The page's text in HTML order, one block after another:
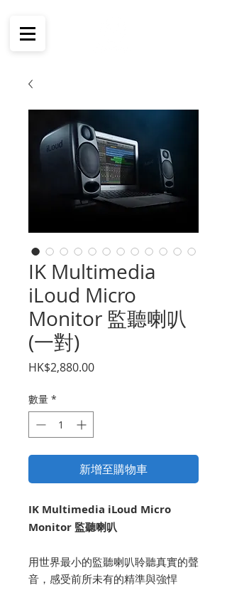
IK Multimedia
iLoud Micro
Monitor 監聽喇叭
(一對)
HK$2,880.00價
數量 *
新增至購物車
IK Multimedia iLoud Micro
Monitor 監聽喇叭
用世界最小的監聽喇叭聆聽真實的聲
音，感受前所未有的精準與強悍